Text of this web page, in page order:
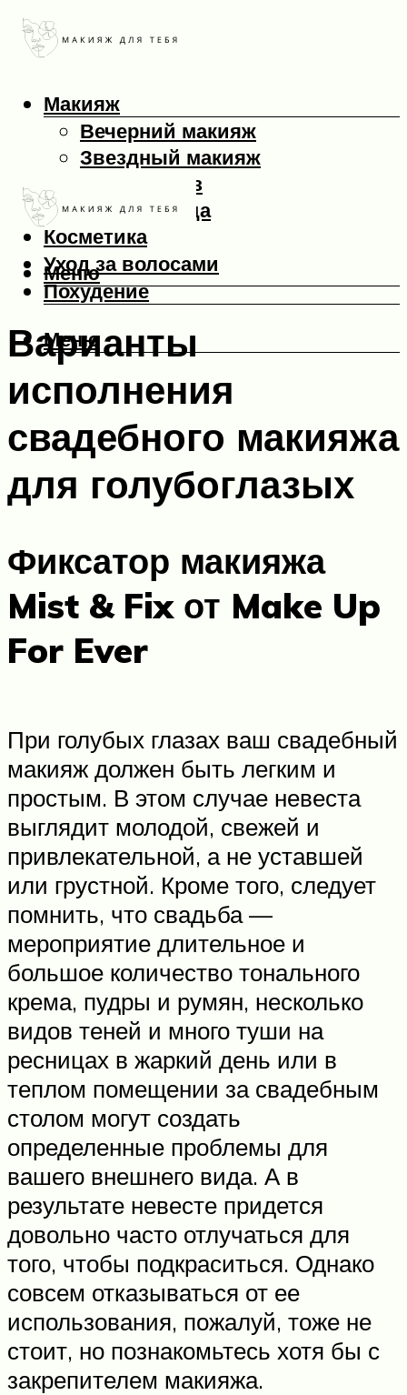
Макияж
Вечерний макияж
Звездный макияж
Макияж глаз
Макияж лица
Косметика
Уход за волосами
Похудение
Меню
Меню
Варианты
исполнения
свадебного макияжа
для голубоглазых
Фиксатор макияжа
Mist & Fix от Make Up
For Ever
При голубых глазах ваш свадебный
макияж должен быть легким и
простым. В этом случае невеста
выглядит молодой, свежей и
привлекательной, а не уставшей
или грустной. Кроме того, следует
помнить, что свадьба —
мероприятие длительное и
большое количество тонального
крема, пудры и румян, несколько
видов теней и много туши на
ресницах в жаркий день или в
теплом помещении за свадебным
столом могут создать
определенные проблемы для
вашего внешнего вида. А в
результате невесте придется
довольно часто отлучаться для
того, чтобы подкраситься. Однако
совсем отказываться от ее
использования, пожалуй, тоже не
стоит, но познакомьтесь хотя бы с
закрепителем макияжа.